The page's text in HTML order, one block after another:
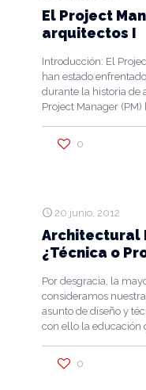
El Project
arquitectos I
Introducción: El
han estado
durante la historia de
Project Manager (PM)
0
20 junio, 2012
Architectural
¿Técnica o
Por desgracia, la
consideramos
asunto de diseño y
con ello la educación
0